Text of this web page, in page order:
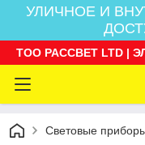
УЛИЧНОЕ И
ТОО РАССВЕТ LTD |
Световые